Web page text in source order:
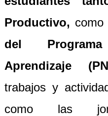
Productivo, como
del
Aprendizaje
trabajos y
como las